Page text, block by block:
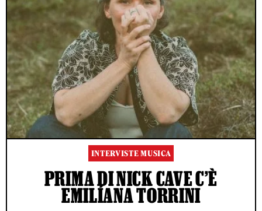
INTERVISTE MUSICA
PRIMA DI NICK CAVE C’È
EMILÍANA TORRINI